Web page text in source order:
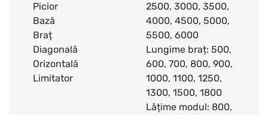
Picior
Bază
Braț
Diagonală
Orizontală
Limitator
2500, 3000, 3500,
4000, 4500, 5000,
5500, 6000
Lungime braț: 500,
600, 700, 800, 900,
1000, 1100, 1250,
1300, 1500, 1800
Lățime modul: 800,